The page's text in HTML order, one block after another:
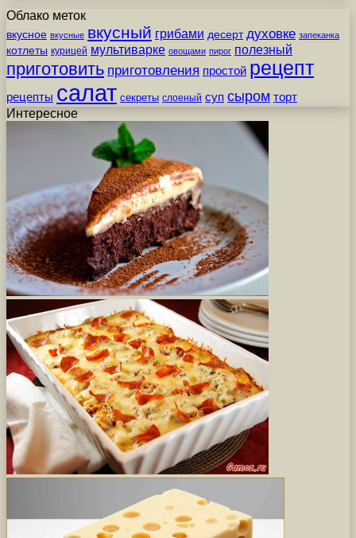
Облако меток
вкусное вкусные вкусный грибами десерт духовке запеканка
котлеты курицей мультиварке овощами пирог полезный
приготовить приготовления простой рецепт
рецепты салат секреты слоеный суп сыром торт
Интересное